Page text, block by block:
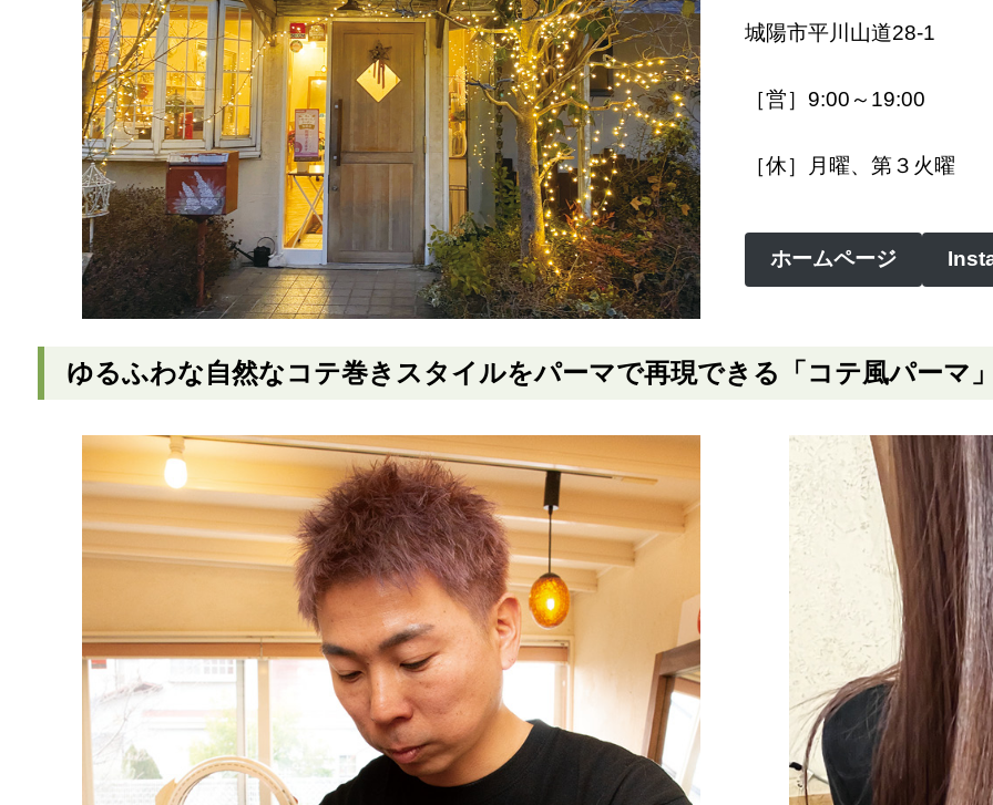
城陽市平川山道28-1
［営］9:00～19:00
［休］月曜、第３火曜
ホームページ
ゆるふわな自然なコテ巻きスタイルをパーマで再現できる「コテ風パーマ